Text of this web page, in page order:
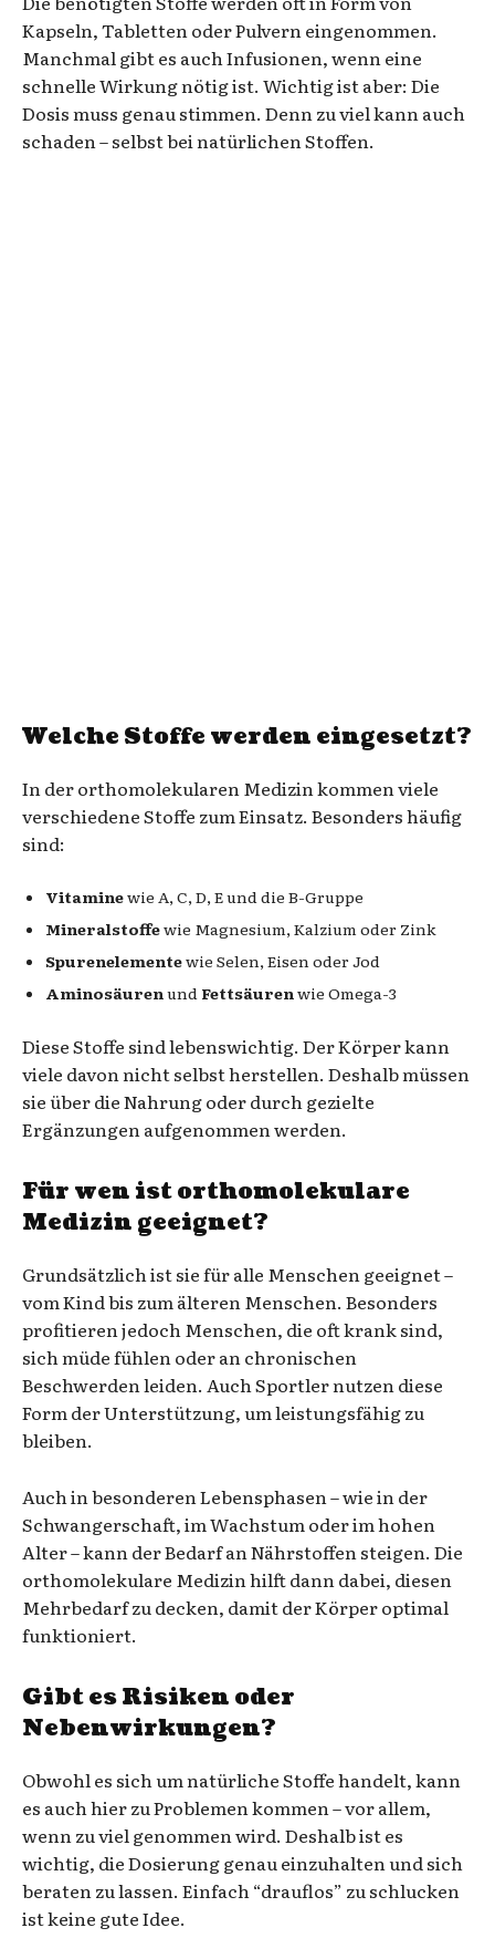
Kapseln, Tabletten oder Pulvern eingenommen.
Manchmal gibt es auch Infusionen, wenn eine
schnelle Wirkung nötig ist. Wichtig ist aber: Die
Dosis muss genau stimmen. Denn zu viel kann auch
schaden – selbst bei natürlichen Stoffen.
Welche Stoffe werden eingesetzt?
In der orthomolekularen Medizin kommen viele
verschiedene Stoffe zum Einsatz. Besonders häufig
sind:
Vitaminewie A, C, D, E und die B-Gruppe
Mineralstoffewie Magnesium, Kalzium oder Zink
Spurenelementewie Selen, Eisen oder Jod
Aminosäuren und Fettsäuren wie Omega-3
Diese Stoffe sind lebenswichtig. Der Körper kann
viele davon nicht selbst herstellen. Deshalb müssen
sie über die Nahrung oder durch gezielte
Ergänzungen aufgenommen werden.
Für wen ist orthomolekulare
Medizin geeignet?
Grundsätzlich ist sie für alle Menschen geeignet –
vom Kind bis zum älteren Menschen. Besonders
profitieren jedoch Menschen, die oft krank sind,
sich müde fühlen oder an chronischen
Beschwerden leiden. Auch Sportler nutzen diese
Form der Unterstützung, um leistungsfähig zu
bleiben.
Auch in besonderen Lebensphasen – wie in der
Schwangerschaft, im Wachstum oder im hohen
Alter – kann der Bedarf an Nährstoffen steigen. Die
orthomolekulare Medizin hilft dann dabei, diesen
Mehrbedarf zu decken, damit der Körper optimal
funktioniert.
Gibt es Risiken oder
Nebenwirkungen?
Obwohl es sich um natürliche Stoffe handelt, kann
es auch hier zu Problemen kommen – vor allem,
wenn zu viel genommen wird. Deshalb ist es
wichtig, die Dosierung genau einzuhalten und sich
beraten zu lassen. Einfach “drauflos” zu schlucken
ist keine gute Idee.